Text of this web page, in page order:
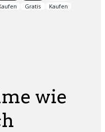
wie